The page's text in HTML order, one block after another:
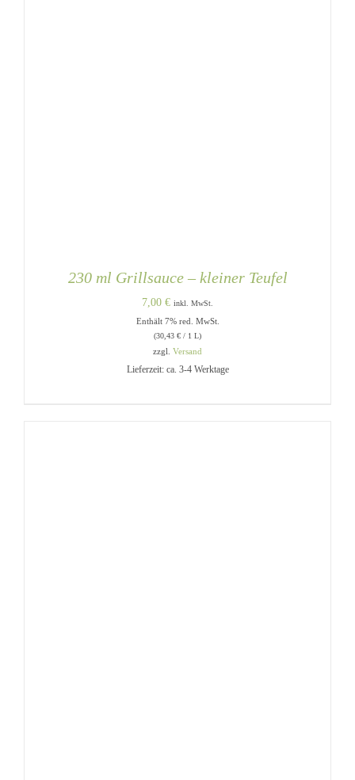
230 ml Grillsauce – kleiner Teufel
7,00 € inkl. MwSt.
Enthält 7% red. MwSt.
(30,43 € / 1 L)
zzgl. Versand
Lieferzeit: ca. 3-4 Werktage